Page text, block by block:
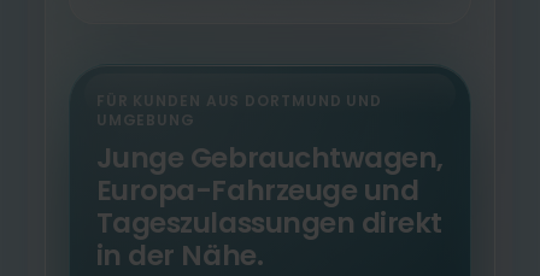
FÜR KUNDEN AUS DORTMUND UND
UMGEBUNG
Junge Gebrauchtwagen,
Europa-Fahrzeuge und
Tageszulassungen direkt
in der Nähe.